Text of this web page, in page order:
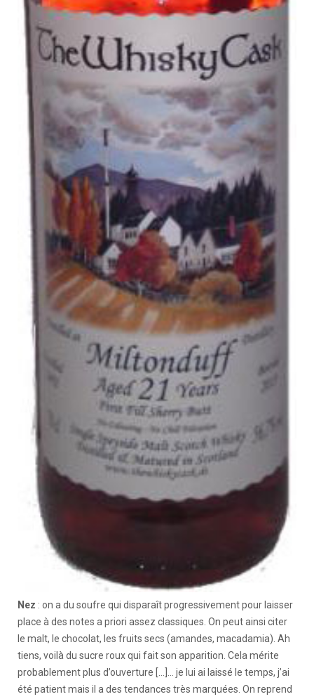
Nez : on a du soufre qui disparaît progressivement pour laisser
place à des notes a priori assez classiques. On peut ainsi citer
le malt, le chocolat, les fruits secs (amandes, macadamia). Ah
tiens, voilà du sucre roux qui fait son apparition. Cela mérite
probablement plus d’ouverture […]… je lui ai laissé le temps, j’ai
été patient mais il a des tendances très marquées. On reprend